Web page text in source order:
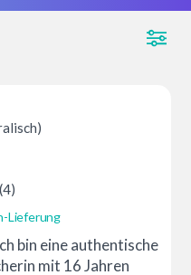
(4)
Lieferung
bin eine authentische
mit 16 Jahren